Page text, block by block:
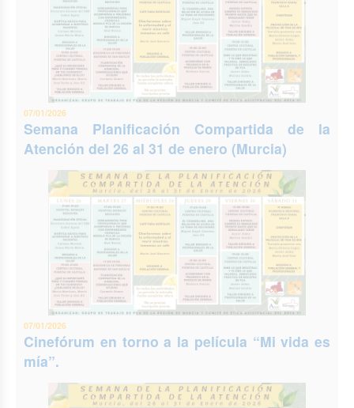
07/01/2026
Semana Planificación Compartida de la
Atención del 26 al 31 de enero (Murcia)
07/01/2026
Cinefórum en torno a la película “Mi vida es
mía”.